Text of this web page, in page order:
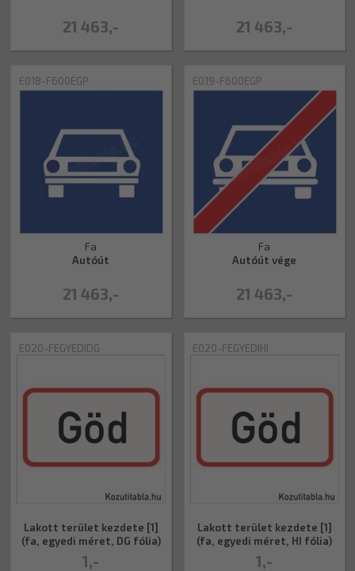
21 463,- 21 463,-
E018-F600EGP
21 463,-
Fa
Autóút
E019-F600EGP
21 463,-
Fa
Autóút vége
E020-FEGYEDIDG
1,-
Lakott terület kezdete [1]
(fa, egyedi méret, DG fólia)
E020-FEGYEDIHI
1,-
Lakott terület kezdete [1]
(fa, egyedi méret, HI fólia)